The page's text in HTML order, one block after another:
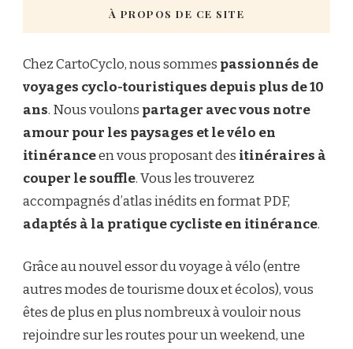
À PROPOS DE CE SITE
Chez CartoCyclo, nous sommes passionnés de
voyages cyclo-touristiques depuis plus de 10
ans. Nous voulons partager avec vous notre
amour pour les paysages et le vélo en
itinéranceen vous proposant des itinéraires à
couper le souffle. Vous les trouverez
accompagnés d’atlas inédits en format PDF,
adaptés à la pratique cycliste en itinérance.
Grâce au nouvel essor du voyage à vélo (entre
autres modes de tourisme doux et écolos), vous
êtes de plus en plus nombreux à vouloir nous
rejoindre sur les routes pour un weekend, une